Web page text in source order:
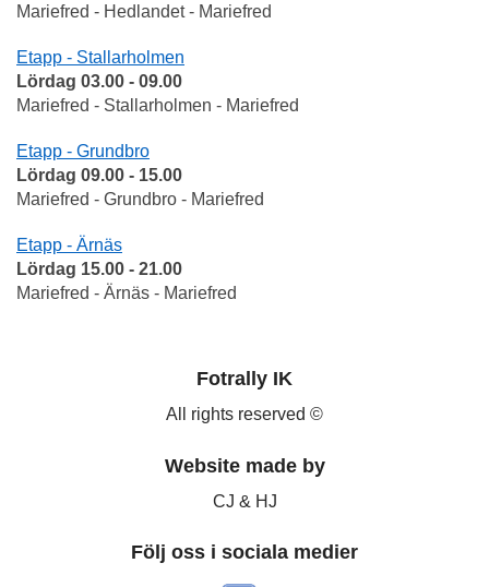
Mariefred - Hedlandet - Mariefred
Etapp - Stallarholmen
Lördag 03.00 - 09.00
Mariefred - Stallarholmen - Mariefred
Etapp - Grundbro
Lördag 09.00 - 15.00
Mariefred - Grundbro - Mariefred
Etapp - Ärnäs
Lördag 15.00 - 21.00
Mariefred - Ärnäs - Mariefred
Fotrally IK
All rights reserved ©
Website made by
CJ & HJ
Följ oss i sociala medier